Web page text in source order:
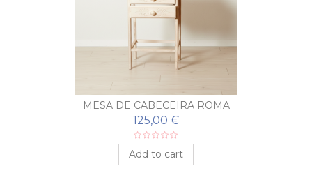
MESA DE CABECEIRA ROMA
125,00 €
Add to cart